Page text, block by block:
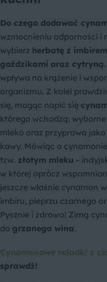
Do czego dodawać
wzmocnieniu odporności i
wybierz herbatę z
goździkami oraz cytryną
wpływa na krążenie i
organizmu. Z kolei
się, mogąc napić się
którego wchodzą:
mleko oraz przyprawa
kawy. Mówiąc o
tzw. złotym mleku –
w której oprócz
jeszcze właśnie cynamon
imbiru, pieprzu czarnego
Pysznie i zdrowo! Zimą
do grzanego wina.
Cynamonowe roladki z
sprawdź!